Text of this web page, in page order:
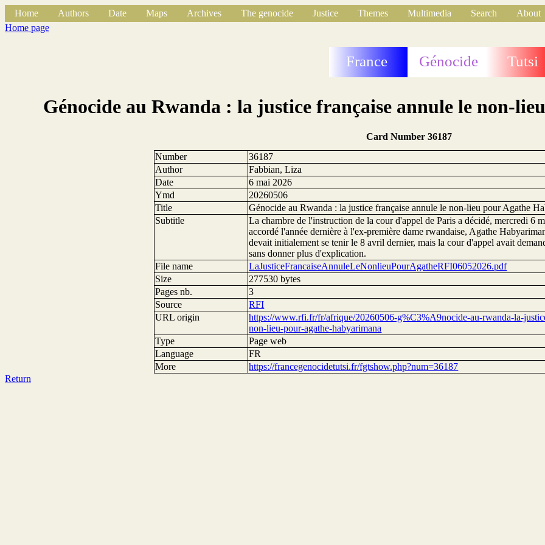
Home Authors Date Maps Archives The genocide Justice Themes Multimedia Search
About
Home page
France Génocide Tutsi
Génocide au Rwanda : la justice française annule le non-
Card Number 36187
Number
36187
Author
Fabbian, Liza
Date
6 mai 2026
Ymd
20260506
Title
Génocide au Rwanda : la justice française annule le non-lieu pour Agathe
Subtitle
La chambre de l'instruction de la cour d'appel de Paris a décidé, mercredi 6
accordé l'année dernière à l'ex-première dame rwandaise, Agathe
devait initialement se tenir le 8 avril dernier, mais la cour d'appel avait
sans donner plus d'explication.
File name
LaJusticeFrancaiseAnnuleLeNonlieuPourAgatheRFI06052026.pdf
Size
277530 bytes
Pages nb.
3
Source
RFI
URL origin
https://www.rfi.fr/fr/afrique/20260506-g%C3%A9nocide-au-rwanda-la-
non-lieu-pour-agathe-habyarimana
Type
Page web
Language
FR
More
https://francegenocidetutsi.fr/fgtshow.php?num=36187
Return